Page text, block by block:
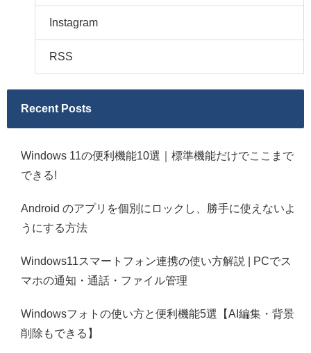
Instagram
RSS
Recent Posts
Windows 11の便利機能10選｜標準機能だけでここまで
できる!
Android のアプリを個別にロックし、勝手に使えないよ
うにする方法
Windows11スマートフォン連携の使い方解説 | PCでス
マホの通知・通話・ファイル管理
Windowsフォトの使い方と便利機能5選【AI編集・背景
削除もできる】